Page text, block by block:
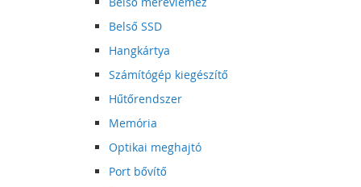
Belső SSD
Hangkártya
Számítógép kiegészítő
Hűtőrendszer
Memória
Optikai meghajtó
Port bővítő